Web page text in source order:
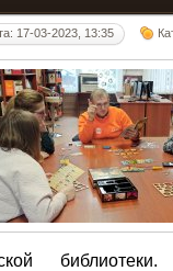
17-03-2023, 13:35